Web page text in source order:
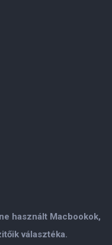
használt Macbookok,
választéka.